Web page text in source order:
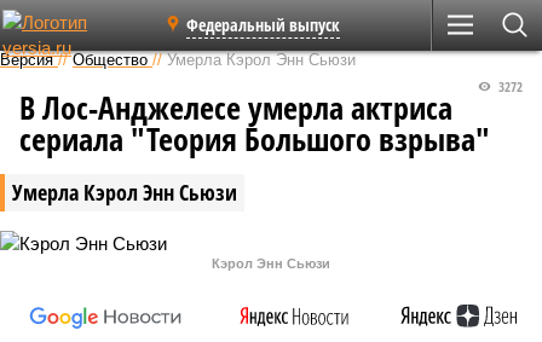
Федеральный выпуск
Версия //Общество //Умерла Кэрол Энн Сьюзи
Умерла Кэрол Энн Сьюзи
3272
В Лос-Анджелесе умерла актриса
сериала "Теория Большого взрыва"
Кэрол Энн Сьюзи